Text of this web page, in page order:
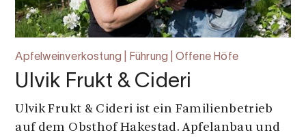
Apfelweinverkostung | Führung | Offene Höfe
Ulvik Frukt & Cideri
Ulvik Frukt & Cideri ist ein Familienbetrieb
auf dem Obsthof Hakestad. Apfelanbau und